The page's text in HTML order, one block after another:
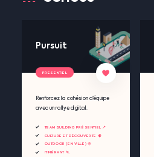
Pursuit
Renforcez la cohésion d’équipe
avec un rallye digital.
TEAM BUILDING PRÉSENTIEL 📍
CULTURE ET DÉCOUVERTE 🧠
OUTDOOR (EN VILLE) 🌞
ITINÉRANT 🏃
PRESENTIEL